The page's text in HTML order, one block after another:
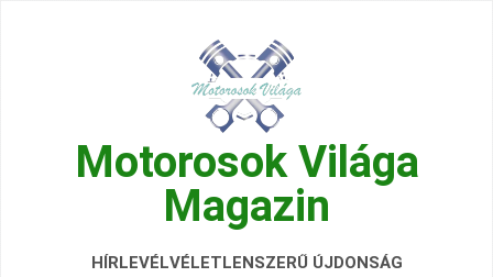
Motorosok Világa
Magazin
Hírek, Tesztek, Élmények Egy Helyen!
HÍRLEVÉLVÉLETLENSZERŰ ÚJDONSÁG